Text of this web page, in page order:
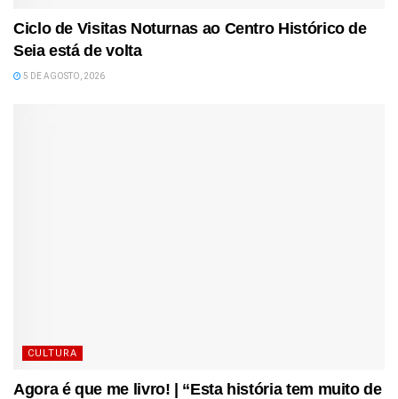
Ciclo de Visitas Noturnas ao Centro Histórico de
Seia está de volta
5 DE AGOSTO, 2026
CULTURA
Agora é que me livro! | “Esta história tem muito de